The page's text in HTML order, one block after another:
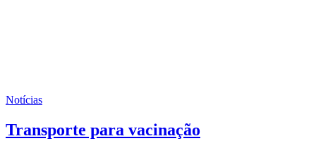
Notícias
Transporte para vacinação